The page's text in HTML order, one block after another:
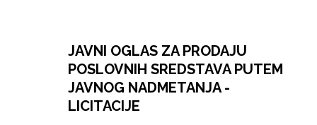
JAVNI OGLAS ZA PRODAJU
POSLOVNIH SREDSTAVA PUTEM
JAVNOG NADMETANJA -
LICITACIJE